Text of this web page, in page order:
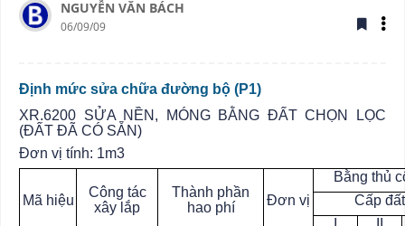
NGUYỄN VĂN BÁCH
06/09/09
Định mức sửa chữa đường bộ (P1)
XR.6200 SỬA NỀN, MÓNG BẰNG ĐẤT CHỌN LỌC
(ĐẤT ĐÃ CÓ SẴN)
Đơn vị tính: 1m3
Mã hiệu
Công tác
xây lắp
Thành phần
hao phí
Đơn vị
Bằng thủ
Cấp đất